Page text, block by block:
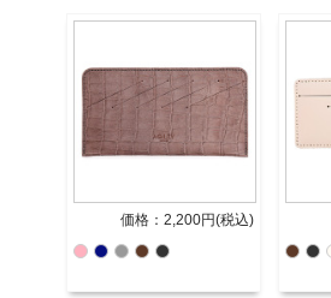
価格：2,200円(税込)